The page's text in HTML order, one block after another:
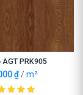
AGT PRK905
₫ /m²